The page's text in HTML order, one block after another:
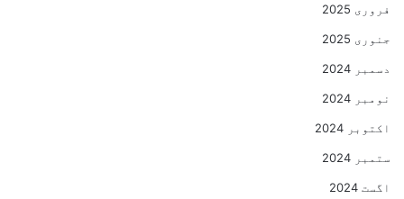
فروری 2025
جنوری 2025
دسمبر 2024
نومبر 2024
اکتوبر 2024
ستمبر 2024
اگست 2024